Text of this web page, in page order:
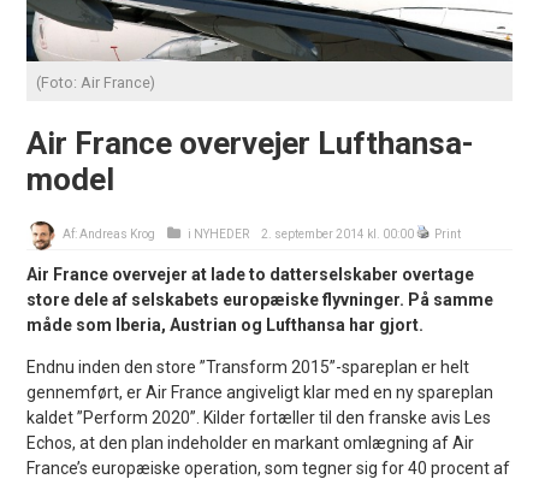
(Foto: Air France)
Air France overvejer Lufthansa-
model
Af:Andreas Krog i NYHEDER 2. september 2014 kl. 00:00 Print
Air France overvejer at lade to datterselskaber overtage
store dele af selskabets europæiske flyvninger. På samme
måde som Iberia, Austrian og Lufthansa har gjort.
Endnu inden den store ”Transform 2015”-spareplan er helt
gennemført, er Air France angiveligt klar med en ny spareplan
kaldet ”Perform 2020”. Kilder fortæller til den franske avis Les
Echos, at den plan indeholder en markant omlægning af Air
France’s europæiske operation, som tegner sig for 40 procent af